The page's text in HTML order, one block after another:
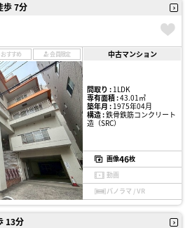
歩 7分
おすすめ 会員限定 中古マンション
間取り :1LDK
専有面積 :43.01㎡
築年月 :1975年04月
構造 :鉄骨鉄筋コンクリート
造（SRC）
画像46枚
動画
パノラマ / VR
13分